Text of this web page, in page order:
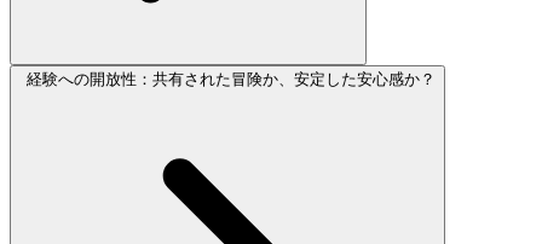
経験への開放性：共有された冒険か、安定した安心感か？